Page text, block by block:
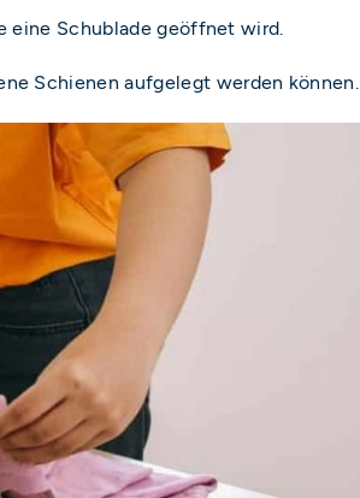
eine Schublade geöffnet wird.
Schienen aufgelegt werden können.